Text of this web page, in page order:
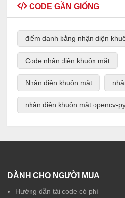
CODE GẦN GIỐNG
điểm danh bằng nhận diện
Code nhận diện khuôn mặt
Nhận diện khuôn mặt
nhận diện khuôn mặt opencv-
DÀNH CHO NGƯỜI MUA
Hướng dẫn tải code có phí